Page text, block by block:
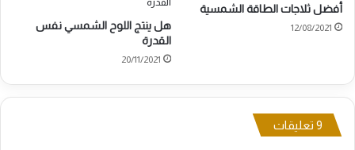
أفضل ثلاجات الطاقة الشمسية
12/08/2021
هل ينتج اللوح الشمسي نفس
القدرة
20/11/2021
‫9 تعليقات